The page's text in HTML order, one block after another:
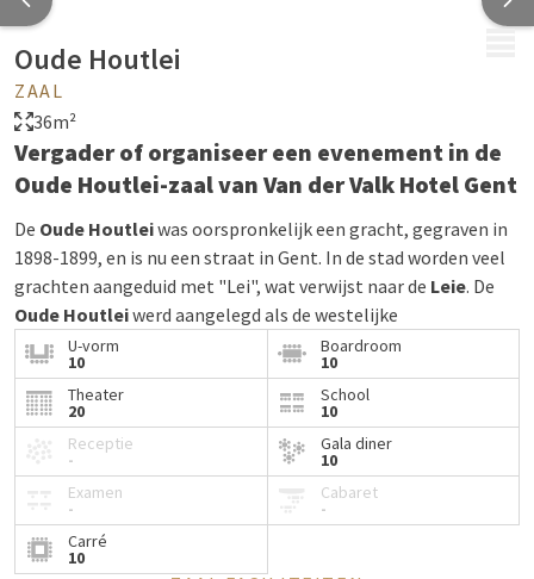
Oude Houtlei
ZAAL
36m²
Vergader of organiseer een evenement in de
Oude Houtlei-zaal van Van der Valk Hotel Gent
De Oude Houtleiwas oorspronkelijk een gracht, gegraven in
1898-1899, en is nu een straat in Gent. In de stad worden veel
grachten aangeduid met "Lei", wat verwijst naar de Leie. De
Oude Houtleiwerd aangelegd als de westelijke
verdedigingsgrens van de stad, en langs de gracht verrezen
verschillende kloostergebouwen. Vandaag de dag zijn delen
van de oude vestingmuren nog steeds zichtbaar in de stad.
Oude Houtlei-zaal
van Van der Valk Hotel Gent kunt u
vergaderen of een evenement organiseren in een ruimte die
de rijke geschiedenis van deze voormalige verdedigingsgracht
weerspiegelt. De zaal is uitgerust met moderne
voorzieningen.
U-vorm
10
Boardroom
10
Theater
20
School
10
Receptie
-
Gala diner
10
Examen
-
Cabaret
-
Carré
10